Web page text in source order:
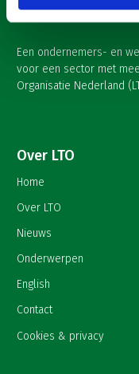
Een ondernemers- en
voor een sector met
Organisatie Nederland
Over LTO
Home
Over LTO
Nieuws
Onderwerpen
English
Contact
Cookies & privacy